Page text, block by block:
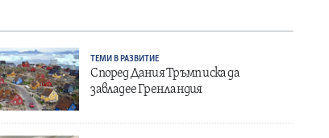
ТЕМИ В РАЗВИТИЕ
Според Дания Тръмп иска да
завладее Гренландия